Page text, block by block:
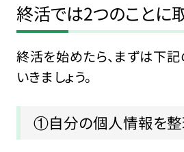
終活では2つのことに
終活を始めたら、まずは下
いきましょう。
①自分の個人情報を整